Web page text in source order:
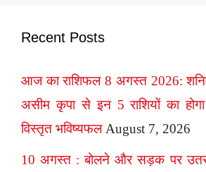
Recent Posts
आज का राशिफल 8 अगस्त 2026:
असीम कृपा से इन 5 राशियों का होगा
विस्तृत भविष्यफल August 7, 2026
10 अगस्त : बोलने और सड़क पर